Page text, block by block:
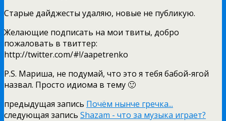
Старые дайджесты удаляю, новые не публикую.
Желающие подписать на мои твиты, добро
пожаловать в твиттер:
http://twitter.com/#!/aapetrenko
P.S. Мариша, не подумай, что это я тебя бабой-ягой
назвал. Просто идиома в тему 🙂
предыдущая запись Почём нынче гречка...
следующая запись Shazam - что за музыка играет?